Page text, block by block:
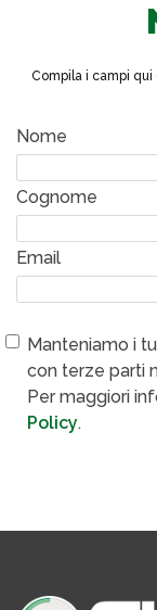
Compila i campi
Nome
Cognome
Email
Manteniamo i
con terze parti
Per maggiori
Policy.